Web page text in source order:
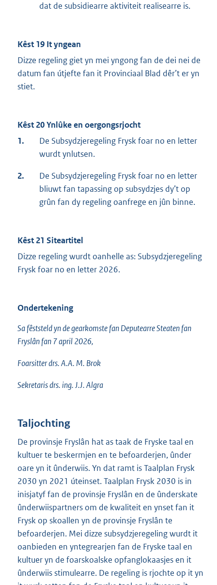
dat de subsidiearre aktiviteit realisearre is.
Kêst 19 It yngean
Dizze regeling giet yn mei yngong fan de dei nei de
datum fan útjefte fan it Provinciaal Blad dêr’t er yn
stiet.
Kêst 20 Ynlûke en oergongsrjocht
1.
De Subsydzjeregeling Frysk foar no en letter
wurdt ynlutsen.
2.
De Subsydzjeregeling Frysk foar no en letter
bliuwt fan tapassing op subsydzjes dy’t op
grûn fan dy regeling oanfrege en jûn binne.
Kêst 21 Siteartitel
Dizze regeling wurdt oanhelle as: Subsydzjeregeling
Frysk foar no en letter 2026.
Ondertekening
Sa fêststeld yn de gearkomste fan Deputearre Steaten fan
Fryslân fan 7 april 2026,
Foarsitter drs. A.A. M. Brok
Sekretaris drs. ing. J.J. Algra
Taljochting
De provinsje Fryslân hat as taak de Fryske taal en
kultuer te beskermjen en te befoarderjen, ûnder
oare yn it ûnderwiis. Yn dat ramt is Taalplan Frysk
2030 yn 2021 úteinset. Taalplan Frysk 2030 is in
inisjatyf fan de provinsje Fryslân en de ûnderskate
ûnderwiispartners om de kwaliteit en ynset fan it
Frysk op skoallen yn de provinsje Fryslân te
befoarderjen. Mei dizze subsydzjeregeling wurdt it
oanbieden en yntegrearjen fan de Fryske taal en
kultuer yn de foarskoalske opfanglokaasjes en it
ûnderwiis stimulearre. De regeling is rjochte op it yn